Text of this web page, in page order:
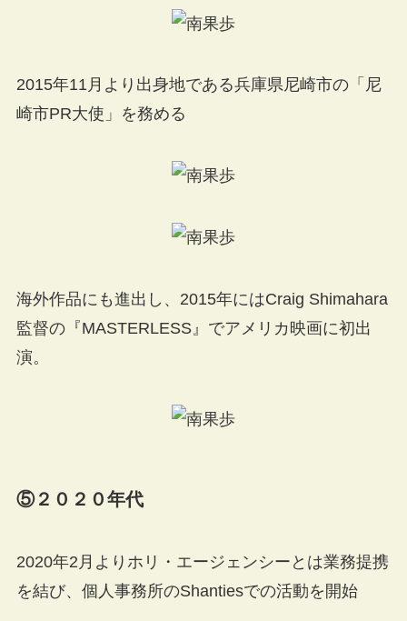
2015年11月より出身地である兵庫県尼崎市の「尼
崎市PR大使」を務める
海外作品にも進出し、2015年にはCraig Shimahara
監督の『MASTERLESS』でアメリカ映画に初出
演。
⑤２０２０年代
2020年2月よりホリ・エージェンシーとは業務提携
を結び、個人事務所のShantiesでの活動を開始